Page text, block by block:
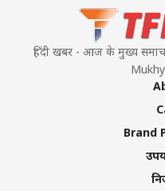
हिंदी खबर - आज के मुख्य
Brand